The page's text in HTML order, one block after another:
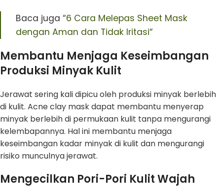
Baca juga “6 Cara Melepas Sheet Mask
dengan Aman dan Tidak Iritasi“
Membantu Menjaga Keseimbangan
Produksi Minyak Kulit
Jerawat sering kali dipicu oleh produksi minyak berlebih
di kulit. Acne clay mask dapat membantu menyerap
minyak berlebih di permukaan kulit tanpa mengurangi
kelembapannya. Hal ini membantu menjaga
keseimbangan kadar minyak di kulit dan mengurangi
risiko munculnya jerawat.
Mengecilkan Pori-Pori Kulit Wajah